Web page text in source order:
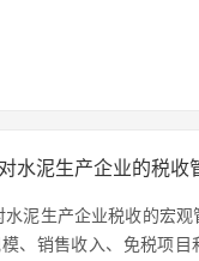
水泥生产企业的税收
泥生产企业税收的宏观
、销售收入、免税项目